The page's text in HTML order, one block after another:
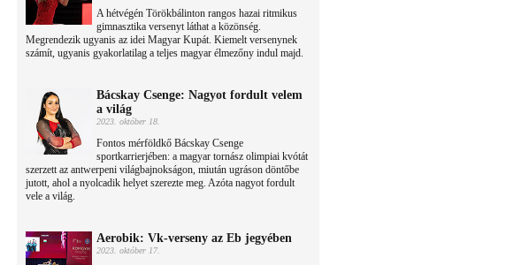
A hétvégén Törökbálinton rangos hazai ritmikus
gimnasztika versenyt láthat a közönség.
Megrendezik ugyanis az idei Magyar Kupát. Kiemelt versenynek
számít, ugyanis gyakorlatilag a teljes magyar élmezőny indul majd.
Bácskay Csenge: Nagyot fordult velem
a világ
2023. október 18.
Fontos mérföldkő Bácskay Csenge
sportkarrierjében: a magyar tornász olimpiai kvótát
szerzett az antwerpeni világbajnokságon, miután ugráson döntőbe
jutott, ahol a nyolcadik helyet szerezte meg. Azóta nagyot fordult
vele a világ.
Aerobik: Vk-verseny az Eb jegyében
2023. október 17.